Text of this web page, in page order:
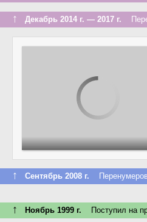
↑ Декабрь 2014 г. — 2017 г.
↑ Сентябрь 2008 г.
↑ Ноябрь 1999 г. Поступил на